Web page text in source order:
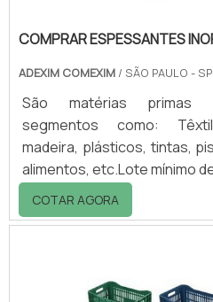
COMPRAR ESPESSANTES
ADEXIM COMEXIM / SÃO PAULO - SP
São matérias primas
segmentos como:
madeira, plásticos, tintas,
alimentos, etc.Lote mínimo
20kgOs espessantes
distribuídos no Brasil com
fundamental por ser
COTAR AGORA